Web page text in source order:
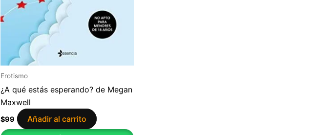
Erotismo
¿A qué estás esperando? de Megan
Maxwell
$99
Añadir al carrito